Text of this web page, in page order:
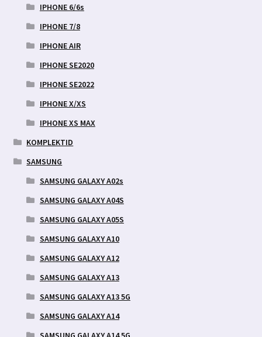
IPHONE 6/6s
IPHONE 7/8
IPHONE AIR
IPHONE SE2020
IPHONE SE2022
IPHONE X/XS
IPHONE XS MAX
KOMPLEKTID
SAMSUNG
SAMSUNG GALAXY A02s
SAMSUNG GALAXY A04S
SAMSUNG GALAXY A05S
SAMSUNG GALAXY A10
SAMSUNG GALAXY A12
SAMSUNG GALAXY A13
SAMSUNG GALAXY A13 5G
SAMSUNG GALAXY A14